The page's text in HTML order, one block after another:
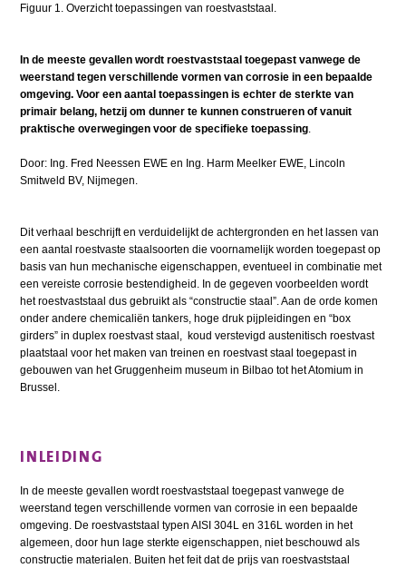
Figuur 1. Overzicht toepassingen van roestvaststaal.
In de meeste gevallen wordt roestvaststaal toegepast vanwege de
weerstand tegen verschillende vormen van corrosie in een bepaalde
omgeving. Voor een aantal toepassingen is echter de sterkte van
primair belang, hetzij om dunner te kunnen construeren of vanuit
praktische overwegingen voor de specifieke toepassing
Door: Ing. Fred Neessen EWE en Ing. Harm Meelker EWE, Lincoln
Smitweld BV, Nijmegen.
Dit verhaal beschrijft en verduidelijkt de achtergronden en het lassen van
een aantal roestvaste staalsoorten die voornamelijk worden toegepast op
basis van hun mechanische eigenschappen, eventueel in combinatie met
een vereiste corrosie bestendigheid. In de gegeven voorbeelden wordt
het roestvaststaal dus gebruikt als “constructie staal”. Aan de orde komen
onder andere chemicaliën tankers, hoge druk pijpleidingen en “box
girders” in duplex roestvast staal, koud verstevigd austenitisch roestvast
plaatstaal voor het maken van treinen en roestvast staal toegepast in
gebouwen van het Gruggenheim museum in Bilbao tot het Atomium in
Brussel.
INLEIDING
In de meeste gevallen wordt roestvaststaal toegepast vanwege de
weerstand tegen verschillende vormen van corrosie in een bepaalde
omgeving. De roestvaststaal typen AISI 304L en 316L worden in het
algemeen, door hun lage sterkte eigenschappen, niet beschouwd als
constructie materialen. Buiten het feit dat de prijs van roestvaststaal